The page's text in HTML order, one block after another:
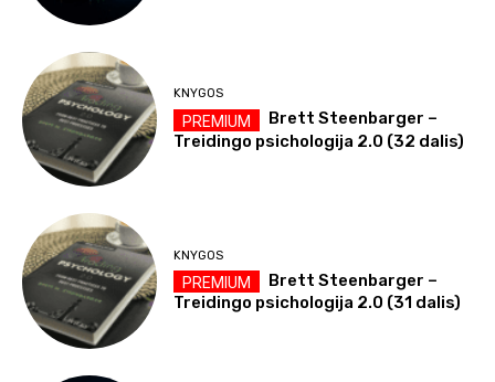
KNYGOS
Brett Steenbarger –
Treidingo psichologija 2.0 (32 dalis)
KNYGOS
Brett Steenbarger –
Treidingo psichologija 2.0 (31 dalis)